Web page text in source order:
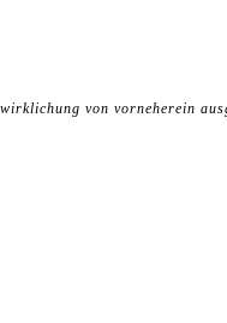
von vorneherein